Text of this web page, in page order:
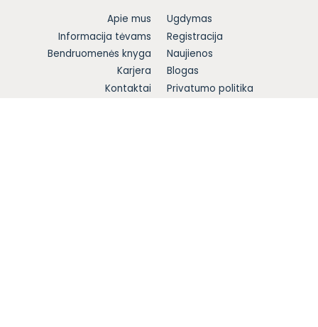
Apie mus
Ugdymas
Informacija tėvams
Registracija
Bendruomenės knyga
Naujienos
Karjera
Blogas
Kontaktai
Privatumo politika